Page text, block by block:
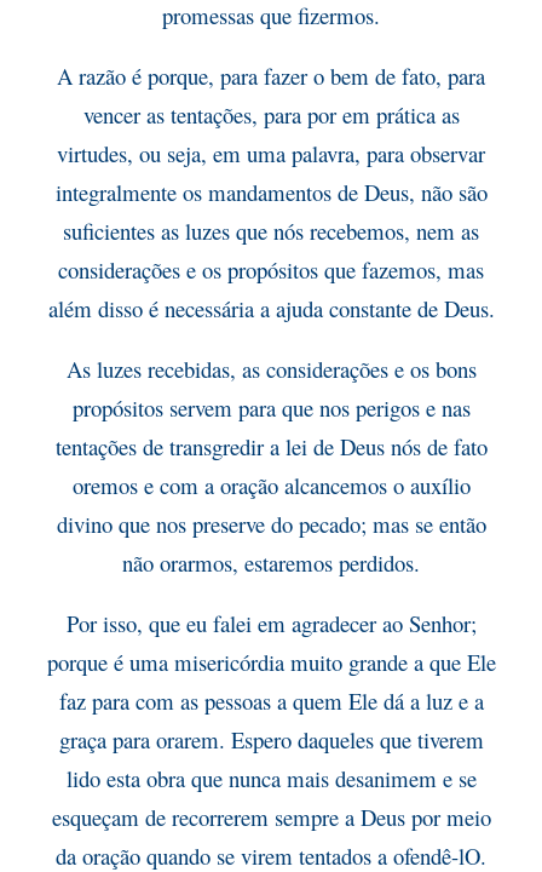
promessas que fizermos.
A razão é porque, para fazer o bem de fato, para
vencer as tentações, para por em prática as
virtudes, ou seja, em uma palavra, para observar
integralmente os mandamentos de Deus, não são
suficientes as luzes que nós recebemos, nem as
considerações e os propósitos que fazemos, mas
além disso é necessária a ajuda constante de Deus.
As luzes recebidas, as considerações e os bons
propósitos servem para que nos perigos e nas
tentações de transgredir a lei de Deus nós de fato
oremos e com a oração alcancemos o auxílio
divino que nos preserve do pecado; mas se então
não orarmos, estaremos perdidos.
Por isso, que eu falei em agradecer ao Senhor;
porque é uma misericórdia muito grande a que Ele
faz para com as pessoas a quem Ele dá a luz e a
graça para orarem. Espero daqueles que tiverem
lido esta obra que nunca mais desanimem e se
esqueçam de recorrerem sempre a Deus por meio
da oração quando se virem tentados a ofendê-lO.